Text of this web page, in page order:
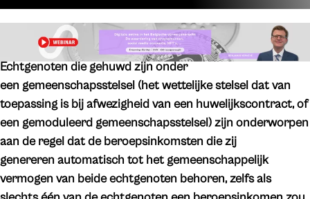
Echtgenoten die gehuwd zijn onder
een gemeenschapsstelsel (het wettelijke stelsel dat van
toepassing is bij afwezigheid van een huwelijkscontract, of
een gemoduleerd gemeenschapsstelsel)zijn onderworpen
aan de regel dat de beroepsinkomsten die zij
genereren automatisch tot het gemeenschappelijk
vermogen van beide echtgenoten behoren, zelfs als